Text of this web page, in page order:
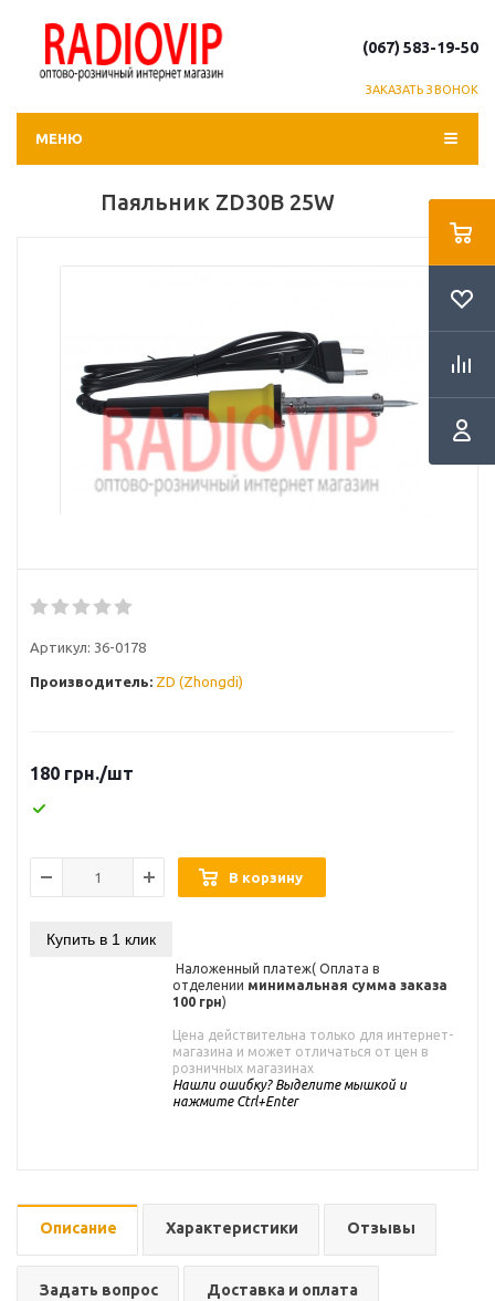
(067) 583-19-50
ЗАКАЗАТЬ ЗВОНОК
МЕНЮ
Паяльник ZD30B 25W
Артикул: 36-0178
Производитель: ZD (Zhongdi)
180 грн./шт
В корзину
Купить в 1 клик
Наложенный платеж( Оплата в
отделении минимальная сумма заказа
100 грн)
Цена действительна только для интернет-
магазина и может отличаться от цен в
розничных магазинах
Нашли ошибку? Выделите мышкой и
нажмите Ctrl+Enter
Описание Характеристики Отзывы
Задать вопрос Доставка и оплата